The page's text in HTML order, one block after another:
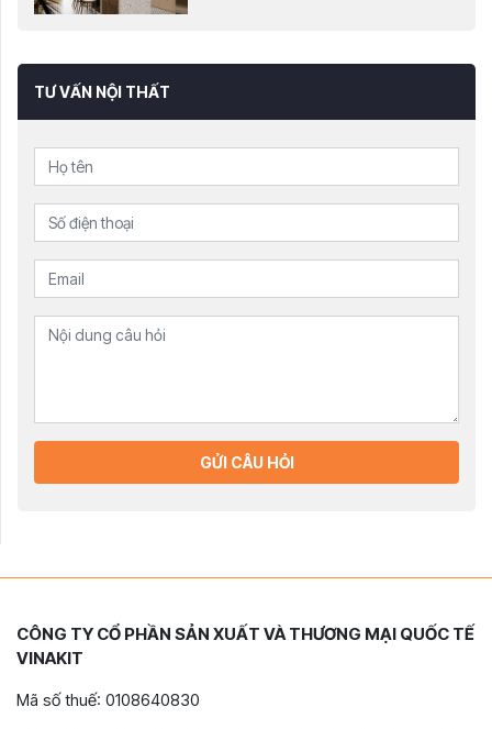
TƯ VẤN NỘI THẤT
GỬI CÂU HỎI
CÔNG TY CỔ PHẦN SẢN XUẤT VÀ THƯƠNG MẠI QUỐC TẾ
VINAKIT
Mã số thuế: 0108640830